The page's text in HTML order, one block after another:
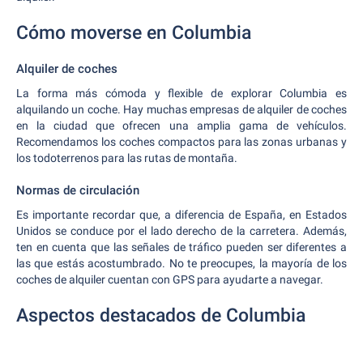
Cómo moverse en Columbia
Alquiler de coches
La forma más cómoda y flexible de explorar Columbia es
alquilando un coche. Hay muchas empresas de alquiler de coches
en la ciudad que ofrecen una amplia gama de vehículos.
Recomendamos los coches compactos para las zonas urbanas y
los todoterrenos para las rutas de montaña.
Normas de circulación
Es importante recordar que, a diferencia de España, en Estados
Unidos se conduce por el lado derecho de la carretera. Además,
ten en cuenta que las señales de tráfico pueden ser diferentes a
las que estás acostumbrado. No te preocupes, la mayoría de los
coches de alquiler cuentan con GPS para ayudarte a navegar.
Aspectos destacados de Columbia